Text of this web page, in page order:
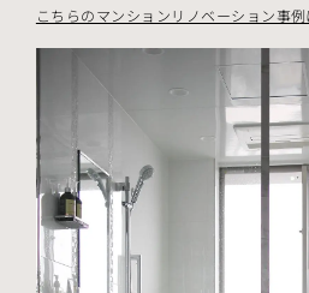
こちらのマンションリノベーション事